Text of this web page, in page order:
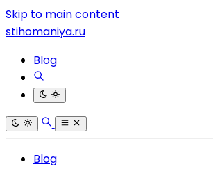
Skip to main content
stihomaniya.ru
Blog
Blog